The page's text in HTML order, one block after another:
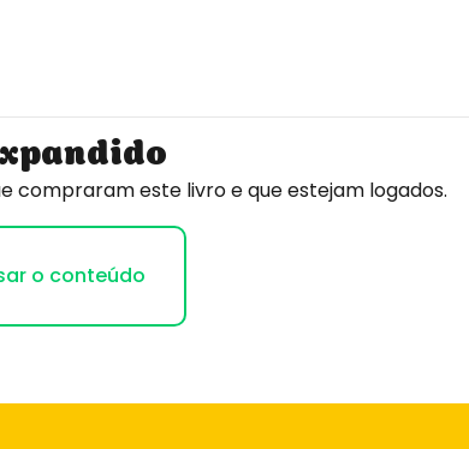
compraram este livro e que estejam logados.
o conteúdo